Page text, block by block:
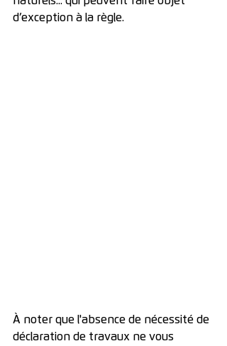
d’exception à la règle.
À noter que l'absence de nécessité de
déclaration de travaux ne vous